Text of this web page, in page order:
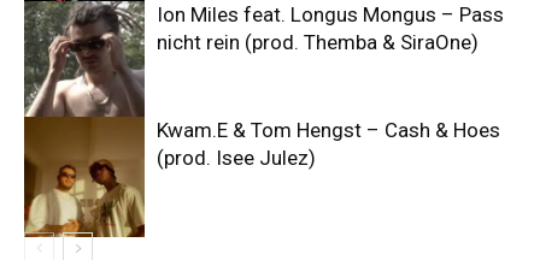
Ion Miles feat. Longus Mongus – Pass
nicht rein (prod. Themba & SiraOne)
Kwam.E & Tom Hengst – Cash & Hoes
(prod. Isee Julez)